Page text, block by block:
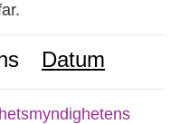
Datum